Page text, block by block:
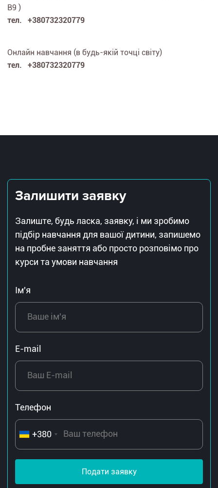
B9 )
тел. +380732320779
Онлайн навчання (в будь-якій точці світу)
тел. +380732320779
Залишити заявку
Залиште, будь ласка, заявку, і ми зробимо
підбір навчання для вашої дитини, запишемо
на пробне заняття або просто розповімо про
курси та умови навчання
Ім'я
E-mail
Телефон
+380
Подати заявку